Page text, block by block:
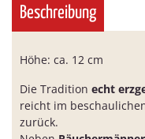
Beschreibung
Höhe: ca. 12 cm
Die Tradition echt
reicht im
zurück.